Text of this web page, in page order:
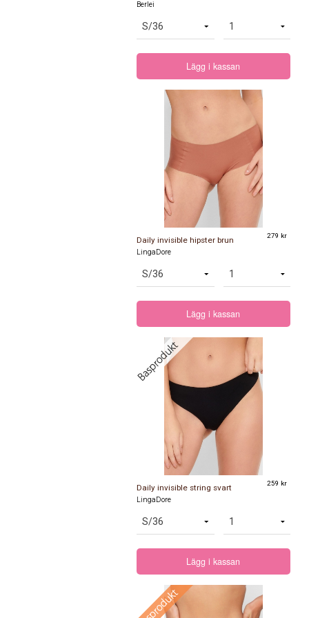
Berlei
Lägg i kassan
Daily invisible hipster brun 279 kr
LingaDore
Lägg i kassan
Daily invisible string svart 259 kr
LingaDore
Lägg i kassan